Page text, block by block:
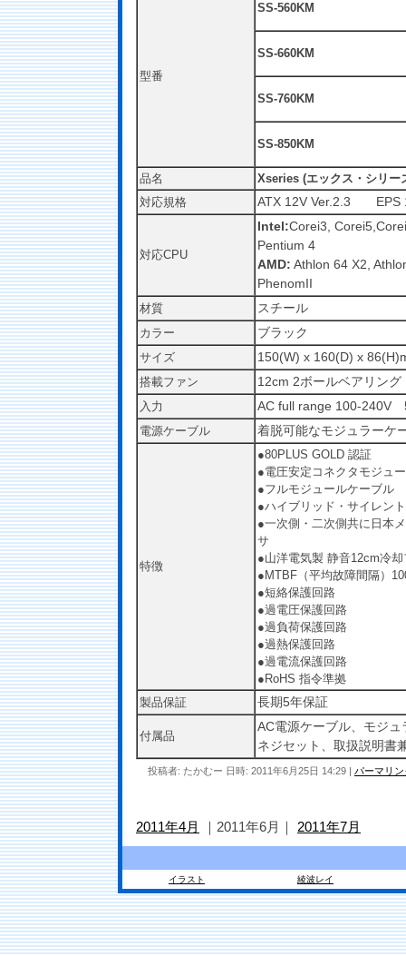
型番
SS-560KM
SS-660KM
SS-760KM
SS-850KM
品名
Xseries (エックス・シリー
対応規格
ATX 12V Ver.2.3 EPS
対応CPU
Intel:Corei3,
Pentium 4
AMD: Athlon 64 X2,
PhenomII
材質 スチール
カラー ブラック
サイズ 150(W) x 160(D) x
搭載ファン 12cm 2ボールベアリン
入力 AC full range 100-
電源ケーブル 着脱可能なモジュラーケ
特徴
●80PLUS GOLD 認証
●電圧安定コネクタモジュ
●フルモジュールケーブル
●ハイブリッド・サイレン
●一次側・二次側共に日本
サ
●山洋電気製 静音12cm冷却
●MTBF（平均故障間隔）
●短絡保護回路
●過電圧保護回路
●過負荷保護回路
●過熱保護回路
●過電流保護回路
●RoHS 指令準拠
製品保証
長期5年保証
付属品
AC電源ケーブル、モジ
ネジセット、取扱説明書
投稿者: たかむー 日時: 2011年6月25日 14:29 | パーマリン
2011年4月 ｜2011年6月｜ 2011年7月
イラスト 綾波レイ